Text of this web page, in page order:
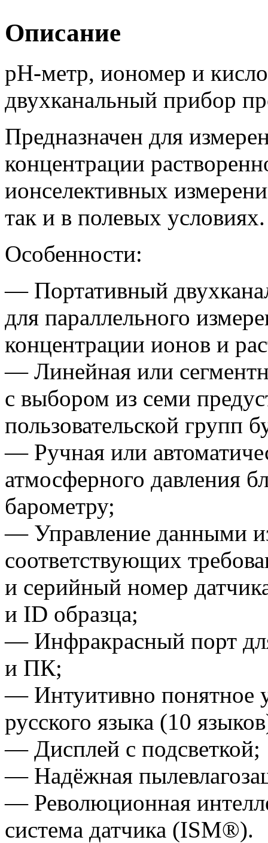
Описание
pH-метр, иономер и
двухканальный прибор
Предназначен для
концентрации
ионселективных
так и в полевых условиях.
Особенности:
— Портативный
для параллельного
концентрации ионов и
— Линейная или
с выбором из семи
пользовательской групп
— Ручная или
атмосферного давления
барометру;
— Управление данными
соответствующих
и серийный номер
и ID образца;
— Инфракрасный порт
и ПК;
— Интуитивно понятное
русского языка (10
— Дисплей с подсветкой;
— Надёжная
— Революционная
система датчика (ISM®).